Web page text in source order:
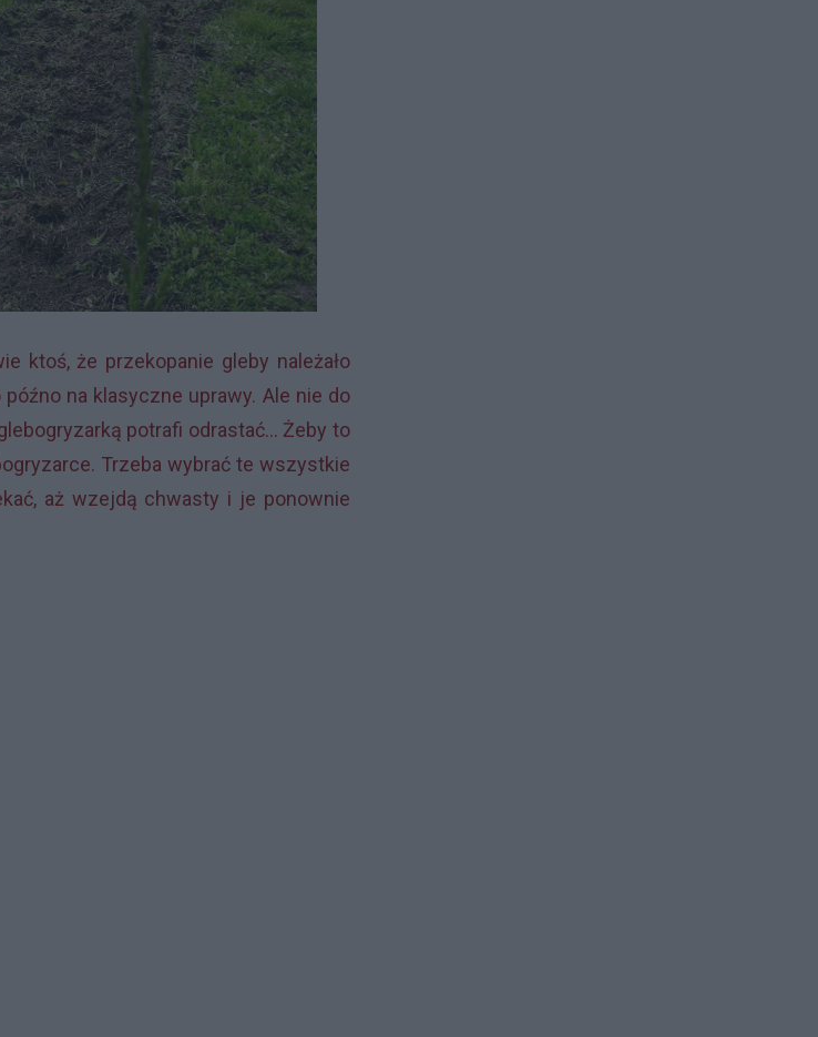
ktoś, że przekopanie gleby należało
na klasyczne uprawy. Ale nie do
potrafi odrastać... Żeby to
Trzeba wybrać te wszystkie
aż wzejdą chwasty i je ponownie